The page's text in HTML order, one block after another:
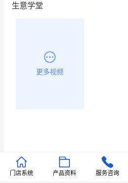
生意学堂
更多视频
推荐文章
门店系统 产品资料 服务咨询